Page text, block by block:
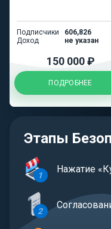
Этапы
1
Нажатие
2
Подписчики
606,826
Доход
не указан
150 000 ₽
ПОДРОБНЕЕ